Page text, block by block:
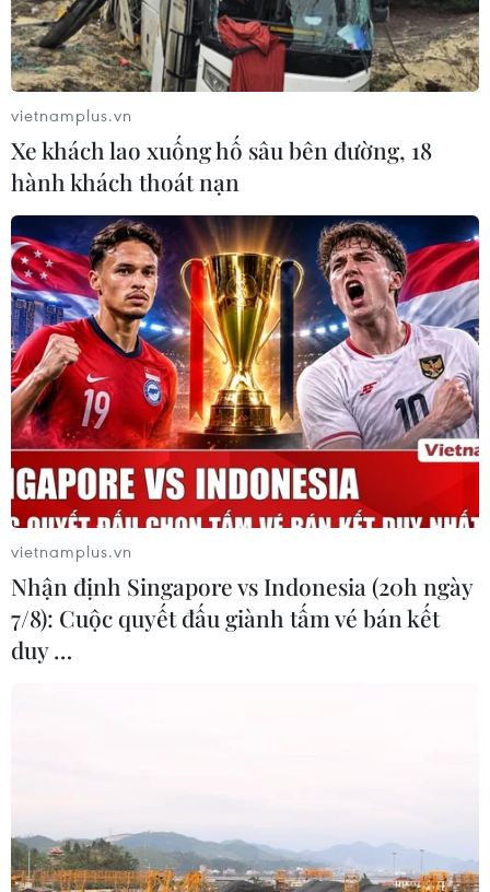
Cháy lớn thiêu rụi nhà xưởng của công ty
xe điện tại Lạng Sơn
04/10/2024 03:06
Hai khu nhà xưởng rộng hàng trăm m2 đã bị cháy, sập,
hư hỏng. Ước tính có hàng nghìn chiếc xe điện (xe đạp
điện, xe máy điện) và tài sản, máy móc đã bị thiêu rụi,
thiệt hại ban đầu về tiền là rất lớn.
vietnamplus.vn
Xe khách lao xuống hố sâu bên đường, 18
hành khách thoát nạn
vietnamplus.vn
Nhận định Singapore vs Indonesia (20h ngày
7/8): Cuộc quyết đấu giành tấm vé bán kết
duy …